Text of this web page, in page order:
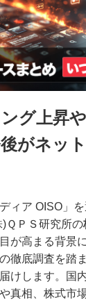
グ上昇
がネッ
ィア OISO」
ＱＰＳ研究所の
目が高まる背景
徹底調査を踏
けします。国
真相、株式市